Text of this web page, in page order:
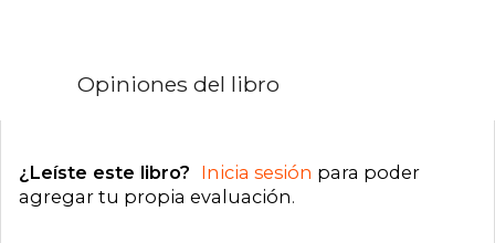
Opiniones del libro
¿Leíste este libro? Inicia sesión para poder
agregar tu propia evaluación.